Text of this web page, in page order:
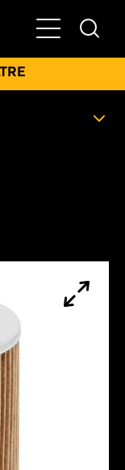
Basculer la